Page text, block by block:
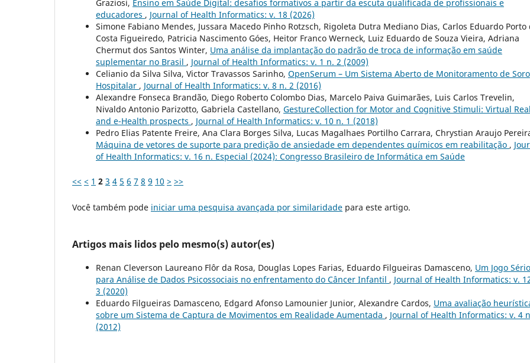
Graziosi, Ensino em Saúde Digital: desafios formativos a partir da escuta qualificada de profissionais e
educadores , Journal of Health Informatics: v. 18 (2026)
Simone Fabiano Mendes, Jussara Macedo Pinho Rotzsch, Rigoleta Dutra Mediano Dias, Carlos Eduardo Porto
Costa Figueiredo, Patricia Nascimento Góes, Heitor Franco Werneck, Luiz Eduardo de Souza Vieira, Adriana
Chermut dos Santos Winter, Uma análise da implantação do padrão de troca de informação em saúde
suplementar no Brasil , Journal of Health Informatics: v. 1 n. 2 (2009)
Celianio da Silva Silva, Victor Travassos Sarinho, OpenSerum – Um Sistema Aberto de Monitoramento de Soro
Hospitalar , Journal of Health Informatics: v. 8 n. 2 (2016)
Alexandre Fonseca Brandão, Diego Roberto Colombo Dias, Marcelo Paiva Guimarães, Luis Carlos Trevelin,
Nivaldo Antonio Parizotto, Gabriela Castellano, GestureCollection for Motor and Cognitive Stimuli: Virtual
and e-Health prospects , Journal of Health Informatics: v. 10 n. 1 (2018)
Pedro Elias Patente Freire, Ana Clara Borges Silva, Lucas Magalhaes Portilho Carrara, Chrystian Araujo
Máquina de vetores de suporte para predição de ansiedade em dependentes químicos em reabilitação ,
of Health Informatics: v. 16 n. Especial (2024): Congresso Brasileiro de Informática em Saúde
<< < 1 2 3 4 5 6 7 8 9 10 > >>
Você também pode iniciar uma pesquisa avançada por similaridade para este artigo.
Artigos mais lidos pelo mesmo(s) autor(es)
Renan Cleverson Laureano Flôr da Rosa, Douglas Lopes Farias, Eduardo Filgueiras Damasceno, Um Jogo Sério
para Análise de Dados Psicossociais no enfrentamento do Câncer Infantil , Journal of Health Informatics: v.
3 (2020)
Eduardo Filgueiras Damasceno, Edgard Afonso Lamounier Junior, Alexandre Cardos, Uma avaliação
sobre um Sistema de Captura de Movimentos em Realidade Aumentada , Journal of Health Informatics: v. 4
(2012)